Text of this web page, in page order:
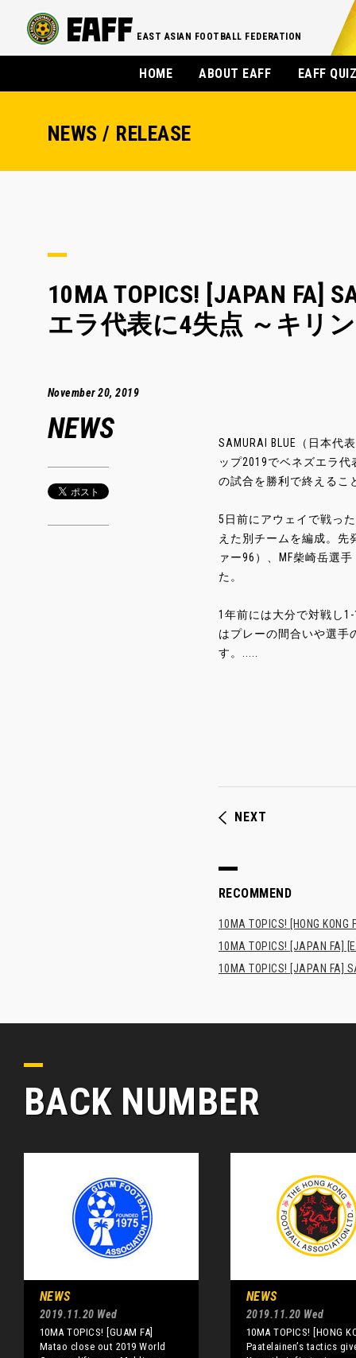
EAST ASIAN FOOTBALL FEDERATION
HOME ABOUT EAFF EAFF
NEWS / RELEASE
10MA TOPICS! [JAPAN FA]
エラ代表に4失点 ～キリ
November 20, 2019
NEWS
SAMURAI BLUE（日本
ップ2019でベネズエラ
の試合を勝利で終えるこ
5日前にアウェイで戦っ
えた別チームを編成。先
ァー96）、MF柴崎岳選
た。
1年前には大分で対戦し
はプレーの間合いや選手
す。.....
NEXT
RECOMMEND
10MA TOPICS! [HONG
10MA TOPICS! [JAPAN FA]
10MA TOPICS! [JAPAN
BACK NUMBER
NEWS
2019.11.20 Wed
10MA TOPICS! [GUAM FA]
Matao close out 2019 World
NEWS
2019.11.20 Wed
10MA TOPICS! [HONG
Paatelainen’s tactics